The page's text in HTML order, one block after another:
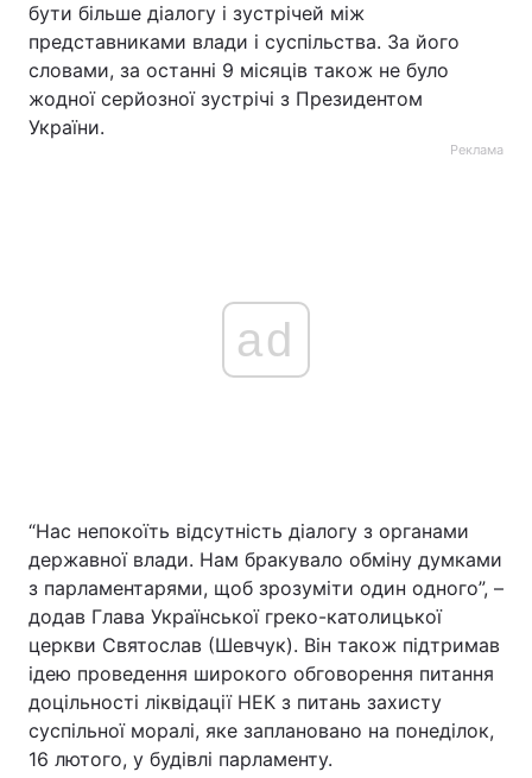
бути більше діалогу і зустрічей між
представниками влади і суспільства. За його
словами, за останні 9 місяців також не було
жодної серйозної зустрічі з Президентом
України.
Реклама
ad
“Нас непокоїть відсутність діалогу з органами
державної влади. Нам бракувало обміну думками
з парламентарями, щоб зрозуміти один одного”, –
додав Глава Української греко-католицької
церкви Святослав (Шевчук). Він також підтримав
ідею проведення широкого обговорення питання
доцільності ліквідації НЕК з питань захисту
суспільної моралі, яке заплановано на понеділок,
16 лютого, у будівлі парламенту.